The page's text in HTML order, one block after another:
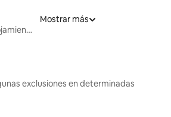
Renta mensual de alojamientos
Mostrar más
exclusiones en determinadas